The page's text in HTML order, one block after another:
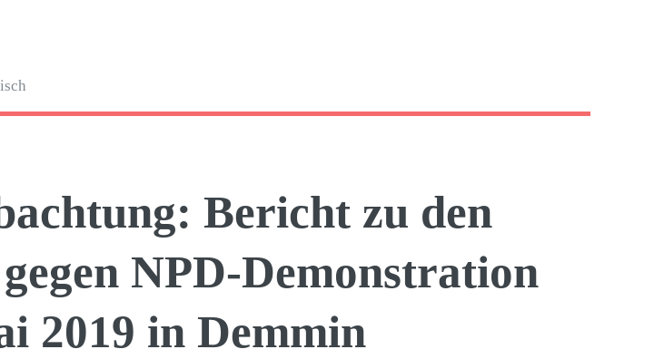
Bericht zu den
NPD-Demonstration
2019 in Demmin